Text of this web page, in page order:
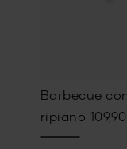
Barbecue
ripiano 109,90